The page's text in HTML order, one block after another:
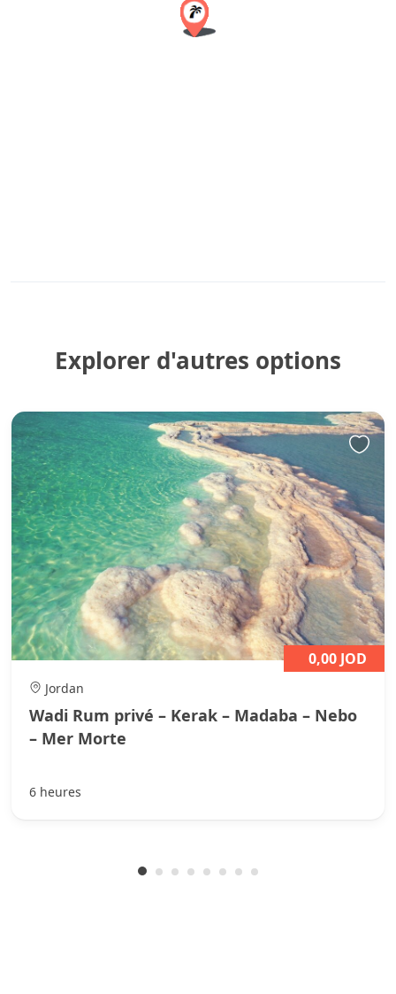
Explorer d'autres options
Jordan
Wadi Rum privé – Kerak – Madaba – Nebo
– Mer Morte
0,00 JOD
6 heures